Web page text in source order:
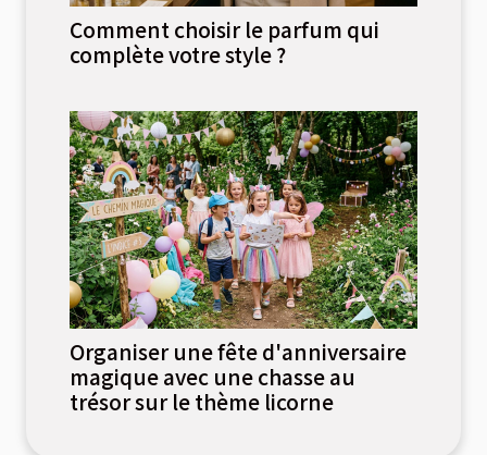
Comment choisir le parfum qui
complète votre style ?
Organiser une fête d'anniversaire
magique avec une chasse au
trésor sur le thème licorne